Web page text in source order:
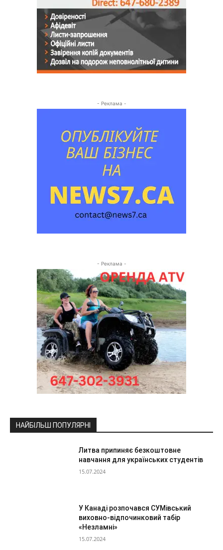
- Реклама -
- Реклама -
НАЙБІЛЬШ ПОПУЛЯРНІ
Литва припиняє безкоштовне
навчання для українських студентів
15.07.2024
У Канаді розпочався СУМівський
виховно-відпочинковий табір
«Незламні»
15.07.2024